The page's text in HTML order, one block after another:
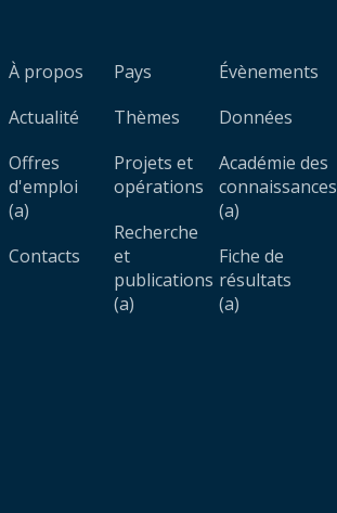
À propos
Actualité
Offres
d'emploi
(a)
Contacts
Pays
Thèmes
Projets et
opérations
Recherche
et
publications
(a)
Évènements
Données
Académie des
connaissances
(a)
Fiche de
résultats
(a)